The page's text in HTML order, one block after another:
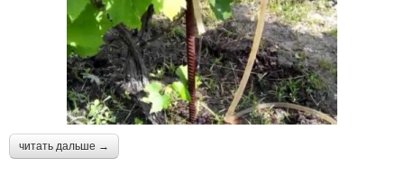
читать дальше →